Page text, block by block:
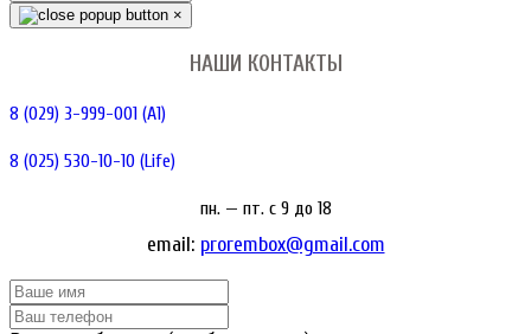
×
НАШИ КОНТАКТЫ
8 (029) 3-999-001 (A1)
8 (025) 530-10-10 (Life)
пн. — пт. c 9 до 18
email: prorembox@gmail.com